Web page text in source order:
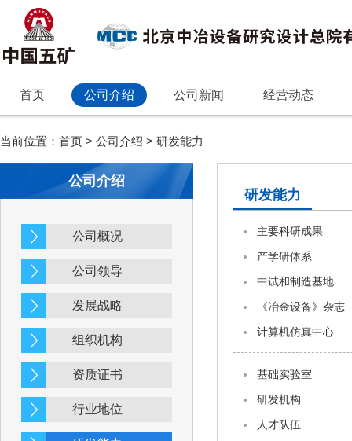
首页 公司介绍 公司新闻 经营动态
当前位置： 首页 > 公司介绍 > 研发能力
公司介绍
公司概况
公司领导
发展战略
组织机构
资质证书
行业地位
研发能力
主要科研成果
产学研体系
中试和制造基地
《冶金设备》杂志
计算机仿真中心
基础实验室
研发机构
人才队伍